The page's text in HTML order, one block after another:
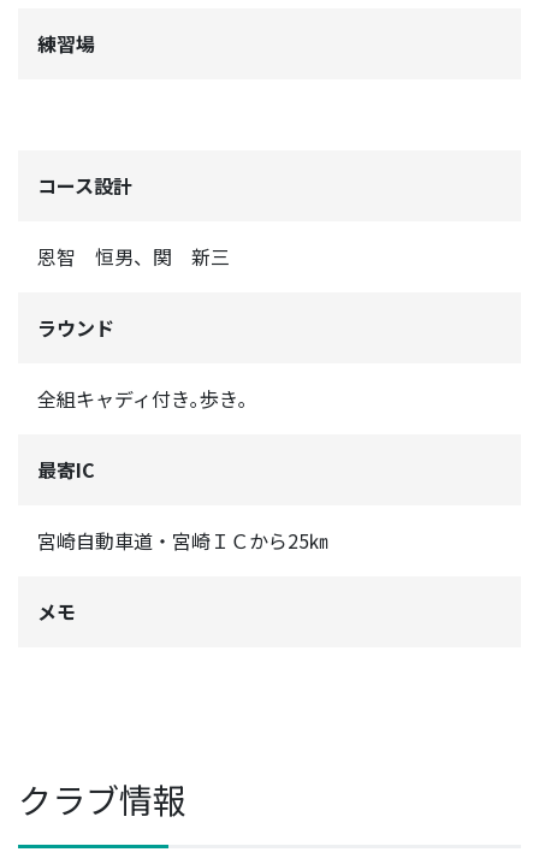
練習場
コース設計
恩智 恒男、関 新三
ラウンド
全組キャディ付き｡歩き｡
最寄IC
宮崎自動車道・宮崎ＩＣから25㎞
メモ
クラブ情報